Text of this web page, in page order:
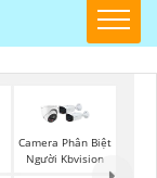
Camera Phân Biệt
Người Kbvision